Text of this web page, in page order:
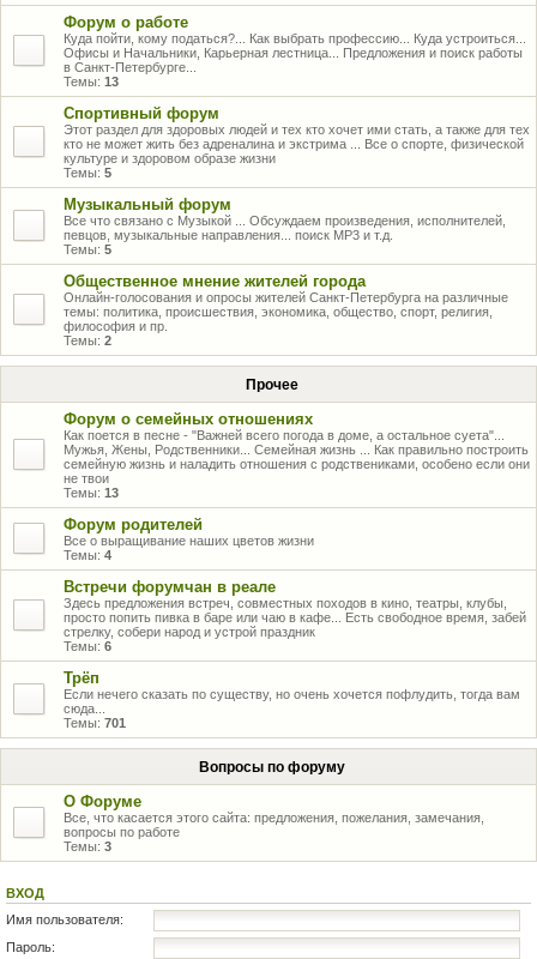
Форум о работе
Куда пойти, кому податься?... Как выбрать профессию... Куда устроиться...
Офисы и Начальники, Карьерная лестница... Предложения и поиск работы
в Санкт-Петербурге...
Темы: 13
Спортивный форум
Этот раздел для здоровых людей и тех кто хочет ими стать, а также для тех
кто не может жить без адреналина и экстрима ... Все о спорте, физической
культуре и здоровом образе жизни
Темы: 5
Музыкальный форум
Все что связано с Музыкой ... Обсуждаем произведения, исполнителей,
певцов, музыкальные направления... поиск MP3 и т.д.
Темы: 5
Общественное мнение жителей города
Онлайн-голосования и опросы жителей Санкт-Петербурга на различные
темы: политика, происшествия, экономика, общество, спорт, религия,
философия и пр.
Темы: 2
Прочее
Форум о семейных отношениях
Как поется в песне - "Важней всего погода в доме, а остальное суета"...
Мужья, Жены, Родственники... Семейная жизнь ... Как правильно построить
семейную жизнь и наладить отношения с родствениками, особено если они
не твои
Темы: 13
Форум родителей
Все о выращивание наших цветов жизни
Темы: 4
Встречи форумчан в реале
Здесь предложения встреч, совместных походов в кино, театры, клубы,
просто попить пивка в баре или чаю в кафе... Есть свободное время, забей
стрелку, собери народ и устрой праздник
Темы: 6
Трёп
Если нечего сказать по существу, но очень хочется пофлудить, тогда вам
сюда...
Темы: 701
Вопросы по форуму
О Форуме
Все, что касается этого сайта: предложения, пожелания, замечания,
вопросы по работе
Темы: 3
ВХОД
Имя пользователя:
Пароль: